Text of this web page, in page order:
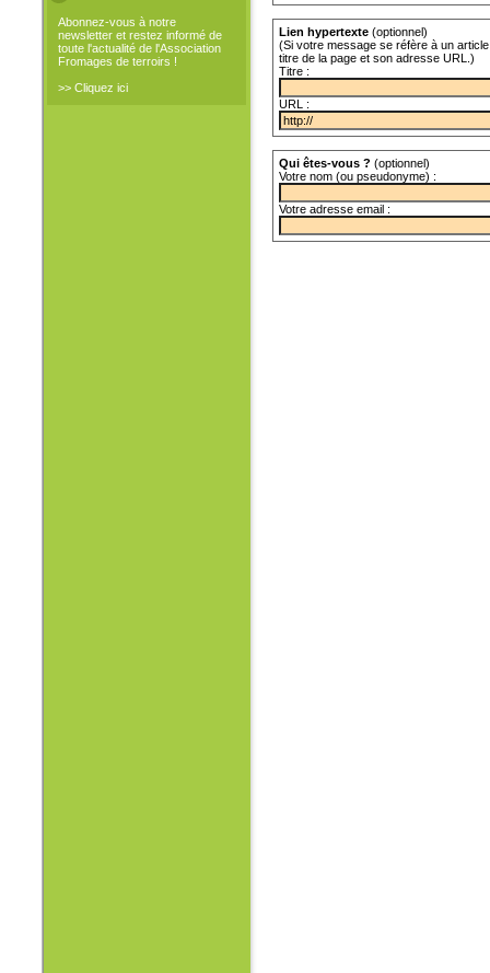
Abonnez-vous à notre
newsletter et restez informé de
toute l'actualité de l'Association
Fromages de terroirs !
>> Cliquez ici
Lien hypertexte (optionnel)
(Si votre message se réfère à un
titre de la page et son adresse URL.)
Titre :
URL :
Qui êtes-vous ? (optionnel)
Votre nom (ou pseudonyme) :
Votre adresse email :